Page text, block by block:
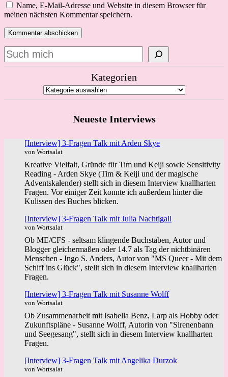
Name, E-Mail-Adresse und Website in diesem Browser für
meinen nächsten Kommentar speichern.
Suchen
Kategorien
Neueste Interviews
[Interview] 3-Fragen Talk mit Arden Skye
von Wortsalat
Kreative Vielfalt, Gründe für Tim und Keiji sowie Sensitivity
Reading - Arden Skye (Tim & Keiji und der magische
Adventskalender) stellt sich in diesem Interview knallharten
Fragen. Vor einiger Zeit konnte ich außerdem hinter die
Kulissen des Buches blicken.
[Interview] 3-Fragen Talk mit Julia Nachtigall
von Wortsalat
Ob ME/CFS - seltsam klingende Buchstaben, Autor und
Blogger gleichermaßen oder 14.7 als Tag der nichtbinären
Menschen - Ingo S. Anders, Autor von "MS Queer - Mit dem
Schiff ins Glück", stellt sich in diesem Interview knallharten
Fragen.
[Interview] 3-Fragen Talk mit Susanne Wolff
von Wortsalat
Ob Zusammenarbeit mit Isabella Benz, Larp als Hobby oder
Zukunftspläne - Susanne Wolff, Autorin von "Sirenenbann
und Seegesang", stellt sich in diesem Interview knallharten
Fragen.
[Interview] 3-Fragen Talk mit Angelika Durzok
von Wortsalat